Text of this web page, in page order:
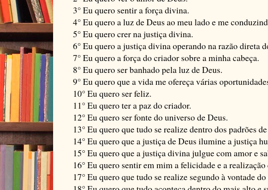
3° Eu quero sentir a força divina.
4° Eu quero a luz de Deus ao meu lado e me
5° Eu quero crer na justiça divina.
6° Eu quero a justiça divina operando na razão direta
7° Eu quero a força do criador sobre a minha cabeça.
8° Eu quero ser banhado pela luz de Deus.
9° Eu quero que a vida me ofereça várias
10° Eu quero ser feliz.
11° Eu quero ter a paz do criador.
12° Eu quero ser fonte do universo de Deus.
13° Eu quero que tudo se realize dentro dos padrões
14° Eu quero que a justiça de Deus ilumine a justiça
15° Eu quero que a justiça divina julgue com amor e
16° Eu quero sentir em mim a felicidade e a
17° Eu quero que tudo se realize segundo à vontade